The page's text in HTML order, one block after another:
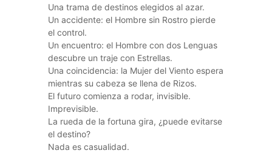
Una trama de destinos elegidos al azar.
Un accidente: el Hombre sin Rostro pierde
el control.
Un encuentro: el Hombre con dos Lenguas
descubre un traje con Estrellas.
Una coincidencia: la Mujer del Viento espera
mientras su cabeza se llena de Rizos.
El futuro comienza a rodar, invisible.
Imprevisible.
La rueda de la fortuna gira, ¿puede evitarse
el destino?
Nada es casualidad.